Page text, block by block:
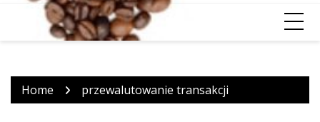
Home przewalutowanie transakcji